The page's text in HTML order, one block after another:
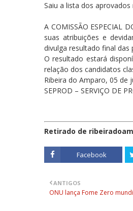
Saiu a lista dos
A COMISSÃO ESPECIAL
suas atribuições e
divulga resultado final das
O resultado estará
relação dos candidatos
Ribeira do Amparo, 05 de
SEPROD – SERVIÇO DE
Retirado de
Facebook
ANTIGOS
ONU lança Fome Zero